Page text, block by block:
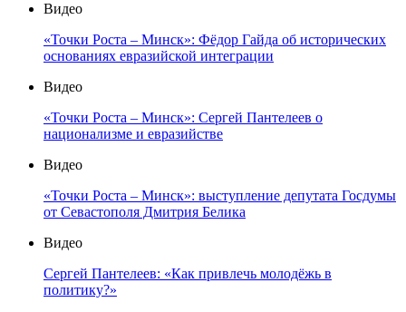
Видео
«Точки Роста – Минск»: Фёдор Гайда об исторических
основаниях евразийской интеграции
Видео
«Точки Роста – Минск»: Сергей Пантелеев о
национализме и евразийстве
Видео
«Точки Роста – Минск»: выступление депутата Госдумы
от Севастополя Дмитрия Белика
Видео
Сергей Пантелеев: «Как привлечь молодёжь в
политику?»